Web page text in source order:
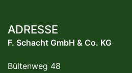
ADRESSE
F. Schacht GmbH & Co. KG
Bültenweg 48